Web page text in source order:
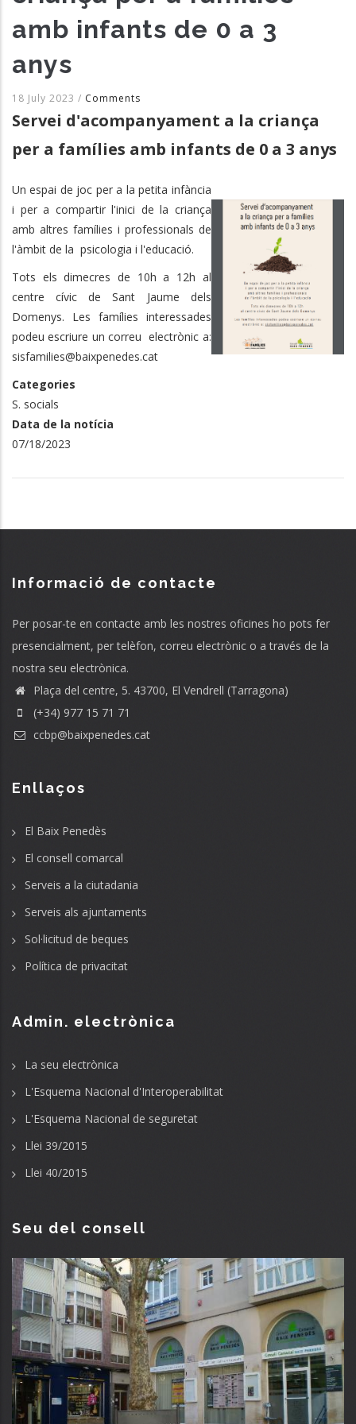
amb infants de 0 a 3
anys
18 July 2023 / Comments
Servei d'acompanyament a la criança
per a famílies amb infants de 0 a 3 anys
Un espai de joc per a la petita infància
i per a compartir l'inici de la criança
amb altres famílies i professionals de
l'àmbit de la psicologia i l'educació.
Tots els dimecres de 10h a 12h al
centre cívic de Sant Jaume dels
Domenys. Les famílies interessades
podeu escriure un correu electrònic a:
sisfamilies@baixpenedes.cat
Categories
S. socials
Data de la notícia
07/18/2023
Informació de contacte
Per posar-te en contacte amb les nostres oficines ho pots fer
presencialment, per telèfon, correu electrònic o a través de la
nostra seu electrònica.
Plaça del centre, 5. 43700, El Vendrell (Tarragona)
(+34) 977 15 71 71
ccbp@baixpenedes.cat
Enllaços
El Baix Penedès
El consell comarcal
Serveis a la ciutadania
Serveis als ajuntaments
Sol·licitud de beques
Política de privacitat
Admin. electrònica
La seu electrònica
L'Esquema Nacional d'Interoperabilitat
L'Esquema Nacional de seguretat
Llei 39/2015
Llei 40/2015
Seu del consell